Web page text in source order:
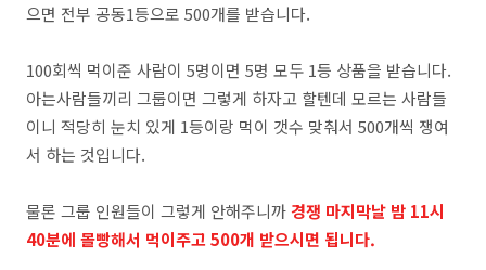
으면 전부 공동1등으로 500개를 받습니다.
100회씩 먹이준 사람이 5명이면 5명 모두 1등 상품을 받습니다.
아는사람들끼리 그룹이면 그렇게 하자고 할텐데 모르는 사람들
이니 적당히 눈치 있게 1등이랑 먹이 갯수 맞춰서 500개씩 쟁여
서 하는 것입니다.
물론 그룹 인원들이 그렇게 안해주니까 경쟁 마지막날 밤 11시
40분에 몰빵해서 먹이주고 500개 받으시면 됩니다.